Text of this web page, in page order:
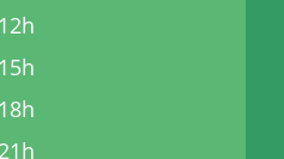
12h
15h
18h
21h